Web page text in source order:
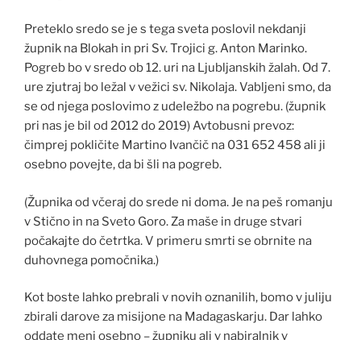
Preteklo sredo se je s tega sveta poslovil nekdanji
župnik na Blokah in pri Sv. Trojici g. Anton Marinko.
Pogreb bo v sredo ob 12. uri na Ljubljanskih žalah. Od 7.
ure zjutraj bo ležal v vežici sv. Nikolaja. Vabljeni smo, da
se od njega poslovimo z udeležbo na pogrebu. (župnik
pri nas je bil od 2012 do 2019) Avtobusni prevoz:
čimprej pokličite Martino Ivančič na 031 652 458 ali ji
osebno povejte, da bi šli na pogreb.
(Župnika od včeraj do srede ni doma. Je na peš romanju
v Stično in na Sveto Goro. Za maše in druge stvari
počakajte do četrtka. V primeru smrti se obrnite na
duhovnega pomočnika.)
Kot boste lahko prebrali v novih oznanilih, bomo v juliju
zbirali darove za misijone na Madagaskarju. Dar lahko
oddate meni osebno – župniku ali v nabiralnik v